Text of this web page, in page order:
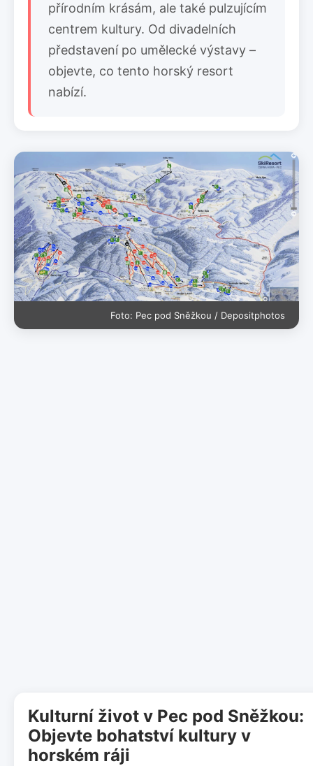
přírodním krásám, ale také pulzujícím
centrem kultury. Od divadelních
představení po umělecké výstavy –
objevte, co tento horský resort
nabízí.
Foto: Pec pod Sněžkou / Depositphotos
Kulturní život v Pec pod Sněžkou:
Objevte bohatství kultury v
horském ráji